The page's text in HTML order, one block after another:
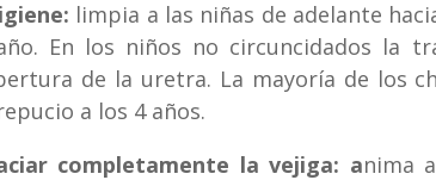
limpia a las niñas de adelante
En los niños no circuncidados la
de la uretra. La mayoría de los
a los 4 años.
completamente la vejiga: anima